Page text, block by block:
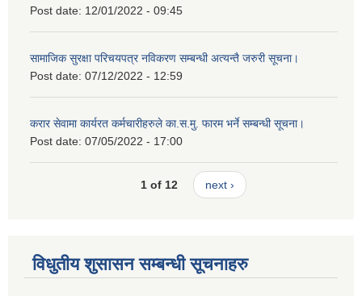
Post date: 12/01/2022 - 09:45
सामाजिक सुरक्षा परिचयपत्र नविकरण सम्बन्धी अत्यन्तै जरुरी सूचना।
Post date: 07/12/2022 - 12:59
करार सेवामा कार्यरत कर्मचारीहरुले का.स.मु. फारम भर्ने सम्बन्धी सूचना।
Post date: 07/05/2022 - 17:00
1 of 12 next ›
विधुतीय शुसासन सम्बन्धी सूचनाहरु